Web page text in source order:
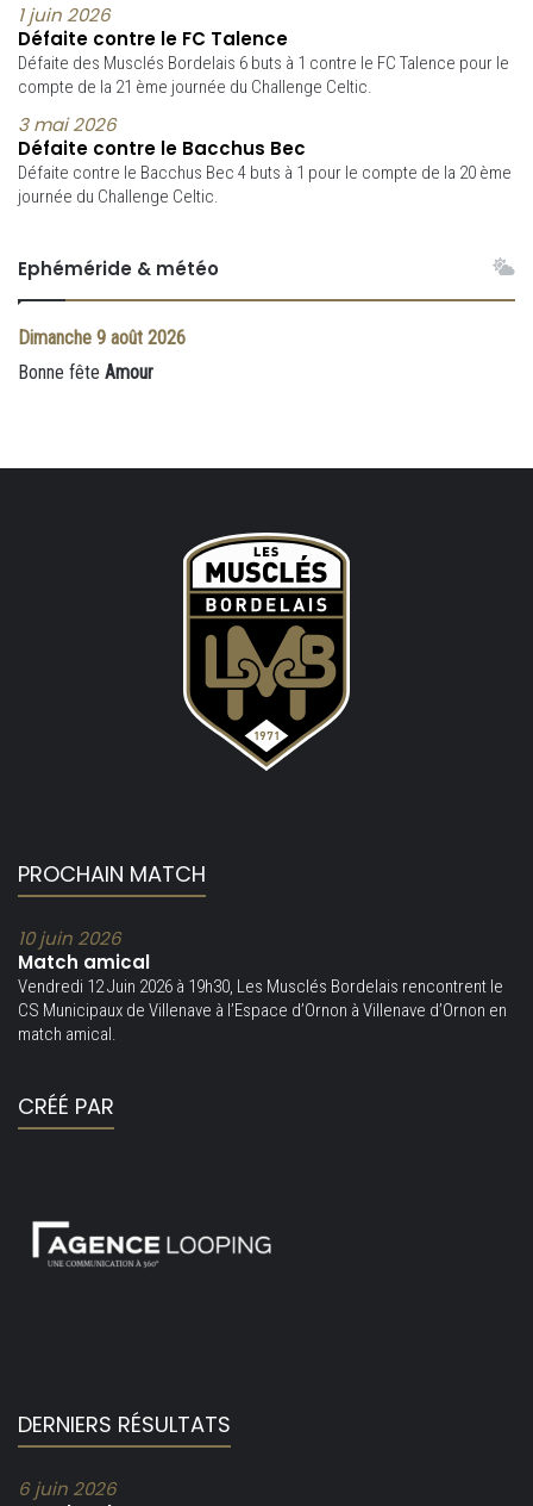
1 juin 2026
Défaite contre le FC Talence
Défaite des Musclés Bordelais 6 buts à 1 contre le FC Talence pour le
compte de la 21 ème journée du Challenge Celtic.
3 mai 2026
Défaite contre le Bacchus Bec
Défaite contre le Bacchus Bec 4 buts à 1 pour le compte de la 20 ème
journée du Challenge Celtic.
Ephéméride & météo
Dimanche 9 août 2026
Bonne fête Amour
PROCHAIN MATCH
10 juin 2026
Match amical
Vendredi 12 Juin 2026 à 19h30, Les Musclés Bordelais rencontrent le
CS Municipaux de Villenave à l’Espace d’Ornon à Villenave d’Ornon en
match amical.
CRÉÉ PAR
DERNIERS RÉSULTATS
6 juin 2026